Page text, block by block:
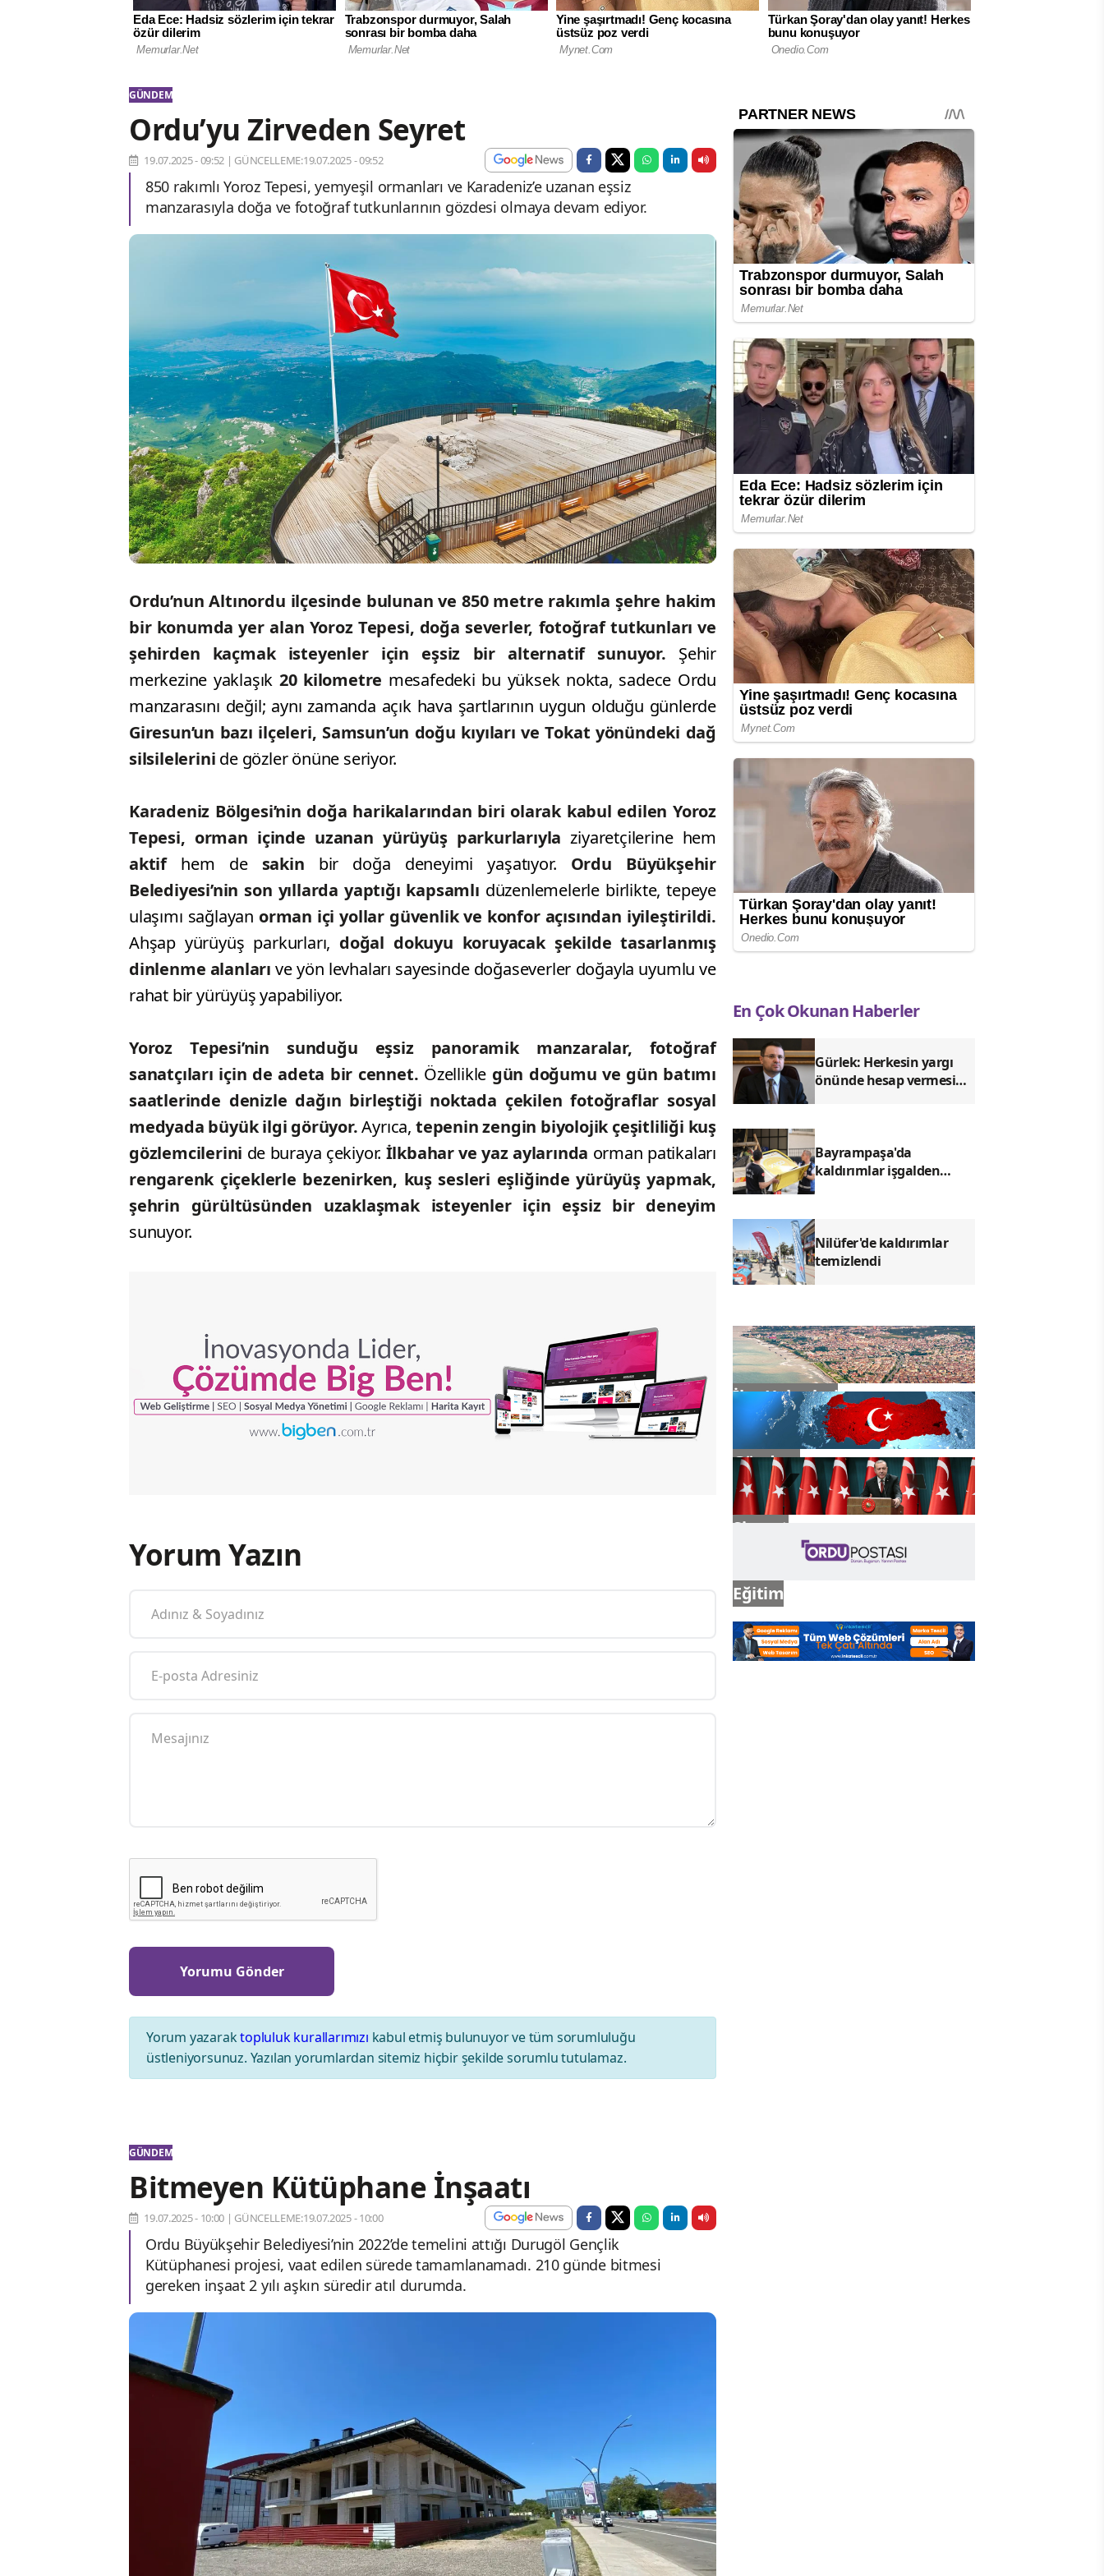
GÜNDEM
Ordu’yu Zirveden Seyret
19.07.2025 - 09:52 | GÜNCELLEME:19.07.2025 - 09:52
850 rakımlı Yoroz Tepesi, yemyeşil ormanları ve Karadeniz’e uzanan eşsiz
manzarasıyla doğa ve fotoğraf tutkunlarının gözdesi olmaya devam ediyor.
Ordu’nun Altınordu ilçesinde bulunan ve 850 metre rakımla şehre hakim
bir konumda yer alan Yoroz Tepesi, doğa severler, fotoğraf tutkunları ve
şehirden kaçmak isteyenler için eşsiz bir alternatif sunuyor. Şehir
merkezine yaklaşık 20 kilometre mesafedeki bu yüksek nokta, sadece Ordu
manzarasını değil; aynı zamanda açık hava şartlarının uygun olduğu günlerde
Giresun’un bazı ilçeleri, Samsun’un doğu kıyıları ve Tokat yönündeki dağ
silsilelerini de gözler önüne seriyor.
Karadeniz Bölgesi’nin doğa harikalarından biri olarak kabul edilen Yoroz
Tepesi, orman içinde uzanan yürüyüş parkurlarıyla ziyaretçilerine hem
aktif hem de sakin bir doğa deneyimi yaşatıyor. Ordu Büyükşehir
Belediyesi’nin son yıllarda yaptığı kapsamlı düzenlemelerle birlikte, tepeye
ulaşımı sağlayan orman içi yollar güvenlik ve konfor açısından iyileştirildi.
Ahşap yürüyüş parkurları, doğal dokuyu koruyacak şekilde tasarlanmış
dinlenme alanları ve yön levhaları sayesinde doğaseverler doğayla uyumlu ve
rahat bir yürüyüş yapabiliyor.
Yoroz Tepesi’nin sunduğu eşsiz panoramik manzaralar, fotoğraf
sanatçıları için de adeta bir cennet. Özellikle gün doğumu ve gün batımı
saatlerinde denizle dağın birleştiği noktada çekilen fotoğraflar sosyal
medyada büyük ilgi görüyor.Ayrıca, tepenin zengin biyolojik çeşitliliği kuş
gözlemcilerini de buraya çekiyor. İlkbahar ve yaz aylarında orman patikaları
rengarenk çiçeklerle bezenirken, kuş sesleri eşliğinde yürüyüş yapmak,
şehrin gürültüsünden uzaklaşmak isteyenler için eşsiz bir deneyim
sunuyor.
Yorum Yazın
Yorum yazaraktopluluk kurallarımızı kabul etmiş bulunuyor ve tüm sorumluluğu
üstleniyorsunuz. Yazılan yorumlardan sitemiz hiçbir şekilde sorumlu tutulamaz.
GÜNDEM
Bitmeyen Kütüphane İnşaatı
19.07.2025 - 10:00 | GÜNCELLEME:19.07.2025 - 10:00
Ordu Büyükşehir Belediyesi’nin 2022’de temelini attığı Durugöl Gençlik
Kütüphanesi projesi, vaat edilen sürede tamamlanamadı. 210 günde bitmesi
gereken inşaat 2 yılı aşkın süredir atıl durumda.
En Çok Okunan Haberler
Gürlek: Herkesin yargı
önünde hesap vermesi
Bayrampaşa'da
kaldırımlar işgalden
Nilüfer'de kaldırımlar
temizlendi
İlçe Haberleri
Gündem
Siyaset
Eğitim